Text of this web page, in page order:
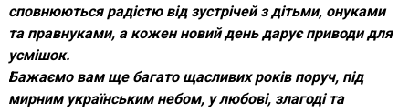
сповнюються радістю від зустрічей з дітьми, онуками
та правнуками, а кожен новий день дарує приводи для
усмішок.
Бажаємо вам ще багато щасливих років поруч, під
мирним українським небом, у любові, злагоді та